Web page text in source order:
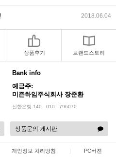
2018.04.10
2019.01.23
상품후기 브랜드스토리
Bank info
예금주:
미즌하임주식회사 장준환
신한은행 140 - 010 - 796070
상품문의 게시판
개인정보 처리방침 | PC버젼